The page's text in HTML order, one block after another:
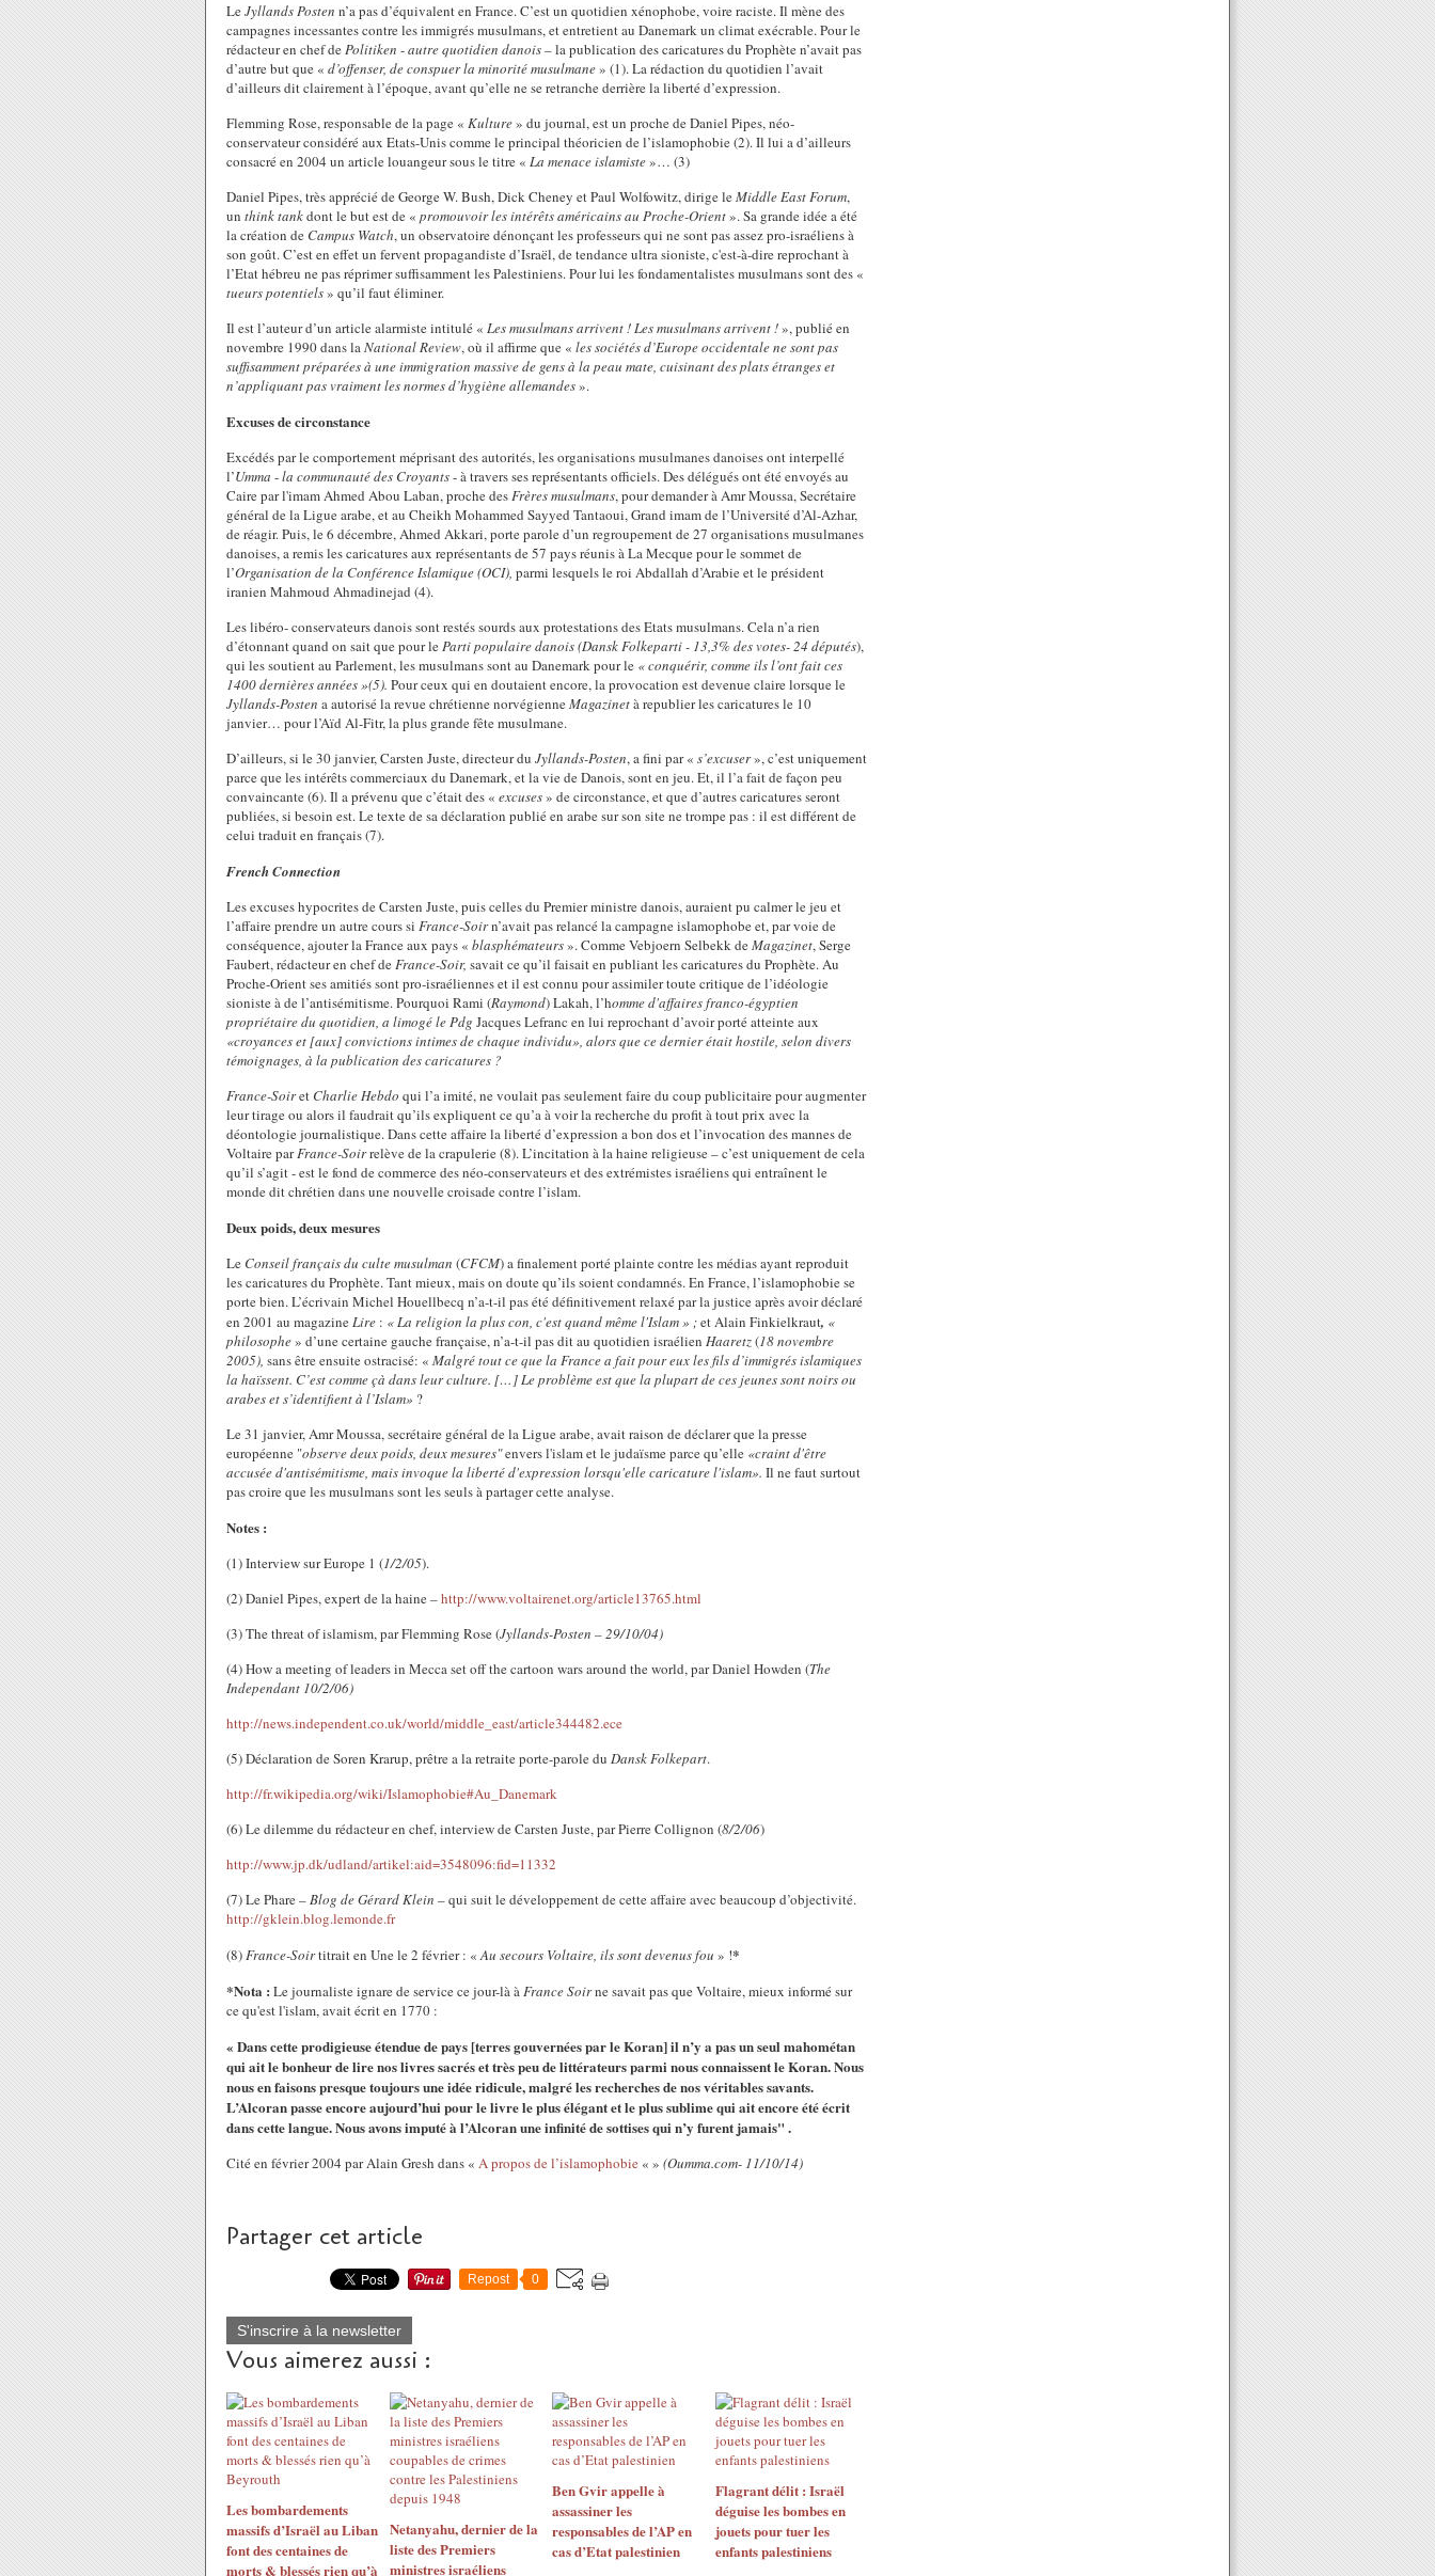
LeJyllands Posten n’a pas d’équivalent en France. C’est un quotidien xénophobe, voire raciste. Il mène des
campagnes incessantes contre les immigrés musulmans, et entretient au Danemark un climat exécrable. Pour le
rédacteur en chef dePolitiken -autre quotidien danois– la publication des caricatures du Prophète n’avait pas
d’autre but que « d’offenser, de conspuer la minorité musulmane» (1). La rédaction du quotidien l’avait
d’ailleurs dit clairement à l’époque, avant qu’elle ne se retranche derrière la liberté d’expression.
Flemming Rose, responsable de la page « Kulture» du journal, est un proche de Daniel Pipes, néo-
conservateur considéré aux Etats-Unis comme le principal théoricien de l’islamophobie (2). Il lui a d’ailleurs
consacré en 2004 un article louangeur sous le titre « La menace islamiste»… (3)
Daniel Pipes, très apprécié de George W. Bush, Dick Cheney et Paul Wolfowitz, dirige leMiddle East Forum,
un think tankdont le but est de « promouvoir les intérêts américains au Proche-Orient». Sa grande idée a été
la création de Campus Watch, un observatoire dénonçant les professeurs qui ne sont pas assez pro-israéliens à
son goût. C’est en effet un fervent propagandiste d’Israël, de tendance ultra sioniste, c'est-à-dire reprochant à
l’Etat hébreu ne pas réprimer suffisamment les Palestiniens. Pour lui les fondamentalistes musulmans sont des «
tueurs potentiels» qu’il faut éliminer.
Il est l’auteur d’un article alarmiste intitulé « Les musulmans arrivent ! Les musulmans arrivent !», publié en
novembre 1990 dans laNational Review, où il affirme que « les sociétés d’Europe occidentale ne sont pas
suffisamment préparées à une immigration massive de gens à la peau mate, cuisinant des plats étranges et
n’appliquant pas vraiment les normes d’hygiène allemandes».
Excuses de circonstance
Excédés par le comportement méprisant des autorités, les organisations musulmanes danoises ont interpellé
l’Umma -la communauté des Croyants- à travers ses représentants officiels. Des délégués ont été envoyés au
Caire par l'imam Ahmed Abou Laban, proche desFrères musulmans, pour demander à Amr Moussa, Secrétaire
général de la Ligue arabe, et au Cheikh Mohammed Sayyed Tantaoui, Grand imam de l’Université d’Al-Azhar,
de réagir. Puis, le 6 décembre, Ahmed Akkari, porte parole d’un regroupement de 27 organisations musulmanes
danoises, a remis les caricatures aux représentants de 57 pays réunis à La Mecque pour le sommet de
l’Organisation de la Conférence Islamique(OCI), parmi lesquels le roi Abdallah d’Arabie et le président
iranien Mahmoud Ahmadinejad (4).
Les libéro- conservateurs danois sont restés sourds aux protestations des Etats musulmans. Cela n’a rien
d’étonnant quand on sait que pour leParti populaire danois (Dansk Folkeparti - 13,3% des votes- 24 députés),
qui les soutient au Parlement, les musulmans sont au Danemark pour le « conquérir, comme ils l’ont fait ces
1400 dernières années »(5). Pour ceux qui en doutaient encore, la provocation est devenue claire lorsque le
Jyllands-Posten a autorisé la revue chrétienne norvégienneMagazinetà republier les caricatures le 10
janvier… pour l’Aïd Al-Fitr, la plus grande fête musulmane.
D’ailleurs, si le 30 janvier, Carsten Juste, directeur du Jyllands-Posten, a fini par « s’excuser», c’est uniquement
parce que les intérêts commerciaux du Danemark, et la vie de Danois, sont en jeu. Et, il l’a fait de façon peu
convaincante (6). Il a prévenu que c’était des « excuses» de circonstance, et que d’autres caricatures seront
publiées, si besoin est. Le texte de sa déclaration publié en arabe sur son site ne trompe pas : il est différent de
celui traduit en français (7).
French Connection
Les excuses hypocrites de Carsten Juste, puis celles du Premier ministre danois, auraient pu calmer le jeu et
l’affaire prendre un autre cours si France-Soirn’avait pas relancé la campagne islamophobe et, par voie de
conséquence, ajouter la France aux pays « blasphémateurs». Comme Vebjoern Selbekk deMagazinet, Serge
Faubert, rédacteur en chef deFrance-Soir, savait ce qu’il faisait en publiant les caricatures du Prophète. Au
Proche-Orient ses amitiés sont pro-israéliennes et il est connu pour assimiler toute critique de l’idéologie
sioniste à de l’antisémitisme. Pourquoi Rami (Raymond) Lakah, l’homme d'affaires franco-égyptien
propriétaire du quotidien, a limogé le Pdg Jacques Lefranc en lui reprochant d’avoir porté atteinte aux
«croyances et [aux] convictions intimes de chaque individu», alors que ce dernier était hostile, selon divers
témoignages, à la publication des caricatures ?
France-Soiret Charlie Hebdo qui l’a imité, ne voulait pas seulement faire du coup publicitaire pour augmenter
leur tirage ou alors il faudrait qu’ils expliquent ce qu’a à voir la recherche du profit à tout prix avec la
déontologie journalistique. Dans cette affaire la liberté d’expression a bon dos et l’invocation des mannes de
Voltaire parFrance-Soirrelève de la crapulerie (8). L’incitation à la haine religieuse – c’est uniquement de cela
qu’il s’agit - est le fond de commerce des néo-conservateurs et des extrémistes israéliens qui entraînent le
monde dit chrétien dans une nouvelle croisade contre l’islam.
Deux poids, deux mesures
Le Conseil français du culte musulman (CFCM) a finalement porté plainte contre les médias ayant reproduit
les caricatures du Prophète. Tant mieux, mais on doute qu’ils soient condamnés. En France, l’islamophobie se
porte bien. L’écrivain Michel Houellbecq n’a-t-il pas été définitivement relaxé par la justice après avoir déclaré
en 2001 au magazineLire : « La religion la plus con, c'est quand même l'Islam » ;et Alain Finkielkraut, «
philosophe» d’une certaine gauche française, n’a-t-il pas dit au quotidien israélien Haaretz(18 novembre
2005), sans être ensuite ostracisé: « Malgré tout ce que la France a fait pour eux les fils d’immigrés islamiques
la haïssent. C’est comme çà dans leur culture. […] Le problème est que la plupart de ces jeunes sont noirs ou
arabes et s’identifient à l’Islam» ?
Le 31 janvier, Amr Moussa, secrétaire général de la Ligue arabe, avait raison de déclarer que la presse
européenne "observe deux poids, deux mesures"envers l'islam et le judaïsme parce qu’elle «craint d'être
accusée d'antisémitisme, mais invoque la liberté d'expression lorsqu'elle caricature l'islam». Il ne faut surtout
pas croire que les musulmans sont les seuls à partager cette analyse.
Notes :
(1) Interview sur Europe 1 (1/2/05).
(2) Daniel Pipes, expert de la haine –http://www.voltairenet.org/article13765.html
(3) The threat of islamism, par Flemming Rose (Jyllands-Posten – 29/10/04)
(4) How a meeting of leaders in Mecca set off the cartoon wars around the world, par Daniel Howden (The
Independant 10/2/06)
http://news.independent.co.uk/world/middle_east/article344482.ece
(5) Déclaration de Soren Krarup, prêtre a la retraite porte-parole du Dansk Folkepart.
http://fr.wikipedia.org/wiki/Islamophobie#Au_Danemark
(6) Le dilemme du rédacteur en chef, interview de Carsten Juste, par Pierre Collignon (8/2/06)
http://www.jp.dk/udland/artikel:aid=3548096:fid=11332
(7) Le Phare –Blog de Gérard Klein – qui suit le développement de cette affaire avec beaucoup d’objectivité.
http://gklein.blog.lemonde.fr
(8)France-Soirtitrait en Une le 2 février : «Au secours Voltaire, ils sont devenus fou » !*
*Nota : Le journaliste ignare de service ce jour-là àFrance Soirne savait pas que Voltaire, mieux informé sur
ce qu'est l'islam, avait écrit en 1770 :
« Dans cette prodigieuse étendue de pays [terres gouvernées par le Koran] il n’y a pas un seul mahométan
qui ait le bonheur de lire nos livres sacrés et très peu de littérateurs parmi nous connaissent le Koran. Nous
nous en faisons presque toujours une idée ridicule, malgré les recherches de nos véritables savants.
L’Alcoran passe encore aujourd’hui pour le livre le plus élégant et le plus sublime qui ait encore été écrit
dans cette langue. Nous avons imputé à l’Alcoran une infinité de sottises qui n’y furent jamais" .
Cité en février 2004 par Alain Gresh dans « A propos de l’islamophobie « » (Oumma.com- 11/10/14)
Partager cet article
Repost 0
S'inscrire à la newsletter
Vous aimerez aussi :
Les bombardements
massifs d’Israël au Liban
font des centaines de
morts & blessés rien qu’à
Netanyahu, dernier de la
liste des Premiers
ministres israéliens
Ben Gvir appelle à
assassiner les
responsables de l’AP en
cas d’Etat palestinien
Flagrant délit : Israël
déguise les bombes en
jouets pour tuer les
enfants palestiniens